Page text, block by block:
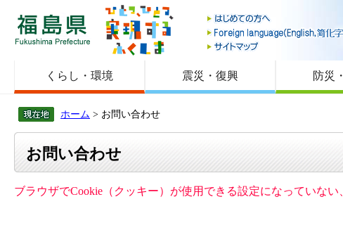
福島県
くらし・環境 震災・復興 防災
ホーム > お問い合わせ
お問い合わせ
ブラウザでCookie（クッキー）が使用できる設定になっていな